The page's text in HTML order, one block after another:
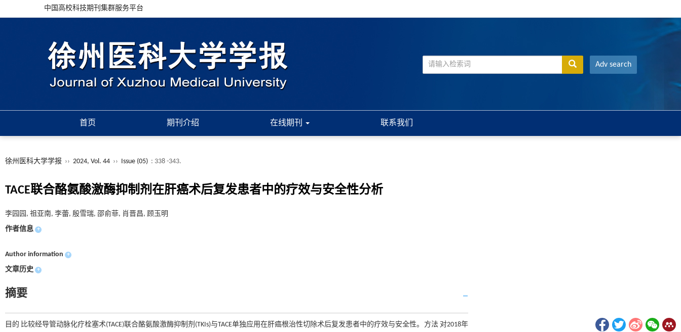
中国高校科技期刊集群服务平台
Adv search
首页 期刊介绍 在线期刊 联系我们
徐州医科大学学报 ›› 2024, Vol. 44 ›› Issue (05) : 338 -343.
TACE联合酪氨酸激酶抑制剂在肝癌术后复发患者中的疗效与安全性分析
李园园, 祖亚南, 李蕾, 殷雪瑞, 邵俞菲, 肖晋昌, 顾玉明
作者信息 +
Author information +
文章历史 +
摘要
目的 比较经导管动脉化疗栓塞术(TACE)联合酪氨酸激酶抑制剂(TKIs)与TACE单独应用在肝癌根治性切除术后复发患者中的疗效与安全性。方法 对2018年